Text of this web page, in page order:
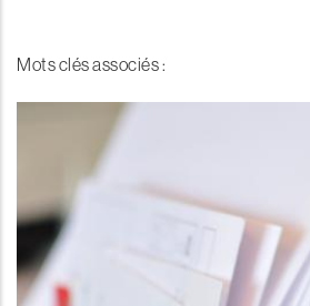
Mots clés associés :